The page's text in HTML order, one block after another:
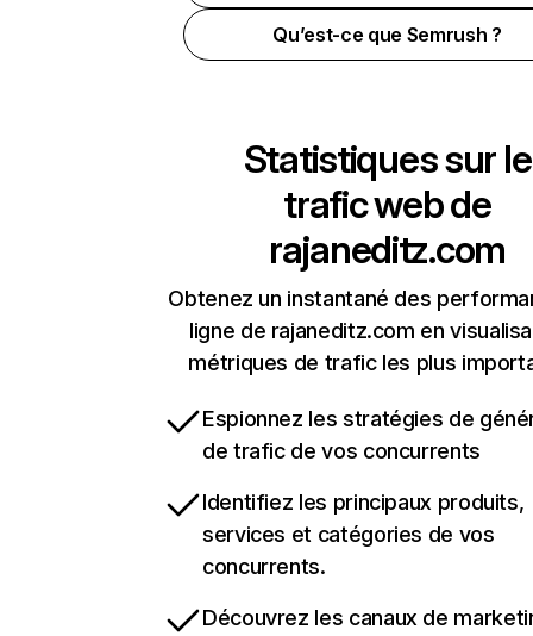
Qu’est-ce que Semrush ?
Statistiques sur le
trafic web de
rajaneditz.com
Obtenez un instantané des
ligne de rajaneditz.com en
métriques de trafic les plus
Espionnez les stratégies de
de trafic de vos concurrents
Identifiez les principaux produits,
services et catégories de vos
concurrents.
Découvrez les canaux de